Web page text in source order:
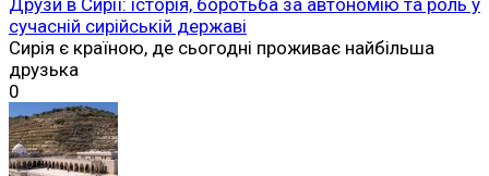
сучасній сирійській державі
Сирія є країною, де сьогодні проживає найбільша
друзька
0